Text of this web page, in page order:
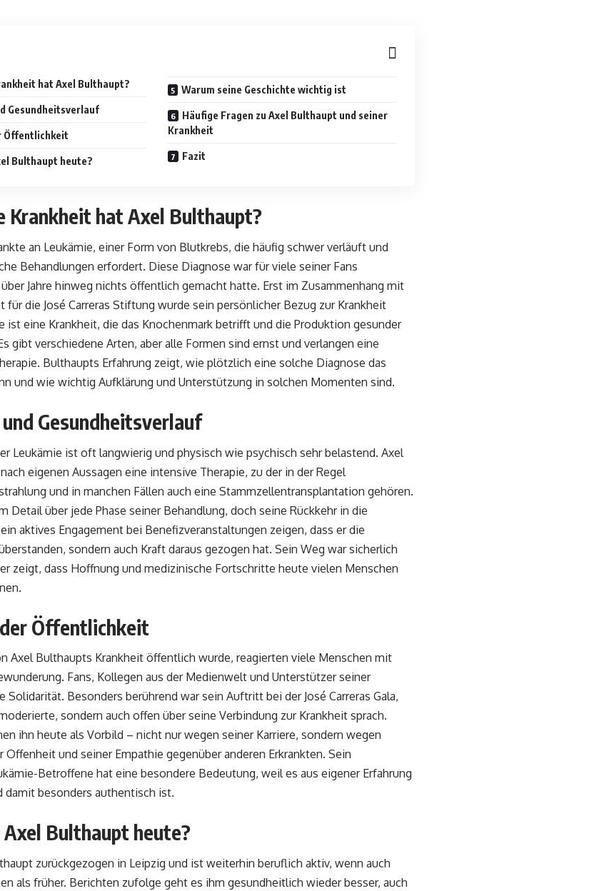
hat Axel Bulthaupt?
Gesundheitsverlauf
Öffentlichkeit
Bulthaupt heute?
Warum seine Geschichte wichtig ist
Häufige Fragen zu Axel Bulthaupt und seiner
Krankheit
Fazit
Krankheit hat Axel Bulthaupt?
an Leukämie, einer Form von Blutkrebs, die häufig schwer verläuft und
Behandlungen erfordert. Diese Diagnose war für viele seiner Fans
Jahre hinweg nichts öffentlich gemacht hatte. Erst im Zusammenhang mit
für die José Carreras Stiftung wurde sein persönlicher Bezug zur Krankheit
ist eine Krankheit, die das Knochenmark betrifft und die Produktion gesunder
gibt verschiedene Arten, aber alle Formen sind ernst und verlangen eine
Bulthaupts Erfahrung zeigt, wie plötzlich eine solche Diagnose das
und wie wichtig Aufklärung und Unterstützung in solchen Momenten sind.
Gesundheitsverlauf
Leukämie ist oft langwierig und physisch wie psychisch sehr belastend. Axel
eigenen Aussagen eine intensive Therapie, zu der in der Regel
und in manchen Fällen auch eine Stammzellentransplantation gehören.
Detail über jede Phase seiner Behandlung, doch seine Rückkehr in die
aktives Engagement bei Benefizveranstaltungen zeigen, dass er die
sondern auch Kraft daraus gezogen hat. Sein Weg war sicherlich
zeigt, dass Hoffnung und medizinische Fortschritte heute vielen Menschen
Öffentlichkeit
Axel Bulthaupts Krankheit öffentlich wurde, reagierten viele Menschen mit
Fans, Kollegen aus der Medienwelt und Unterstützer seiner
Solidarität. Besonders berührend war sein Auftritt bei der José Carreras Gala,
sondern auch offen über seine Verbindung zur Krankheit sprach.
ihn heute als Vorbild – nicht nur wegen seiner Karriere, sondern wegen
Offenheit und seiner Empathie gegenüber anderen Erkrankten. Sein
Betroffene hat eine besondere Bedeutung, weil es aus eigener Erfahrung
damit besonders authentisch ist.
Bulthaupt heute?
zurückgezogen in Leipzig und ist weiterhin beruflich aktiv, wenn auch
als früher. Berichten zufolge geht es ihm gesundheitlich wieder besser, auch